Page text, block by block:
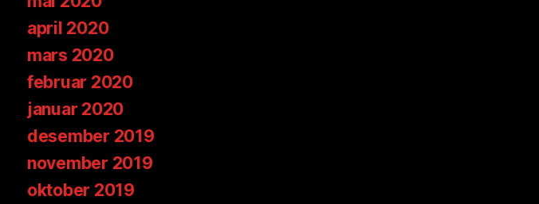
april 2020
mars 2020
februar 2020
januar 2020
desember 2019
november 2019
oktober 2019